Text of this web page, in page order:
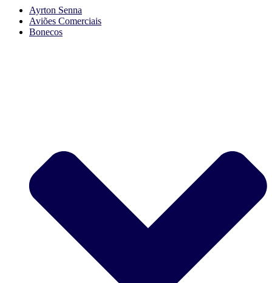
Ayrton Senna
Aviões Comerciais
Bonecos